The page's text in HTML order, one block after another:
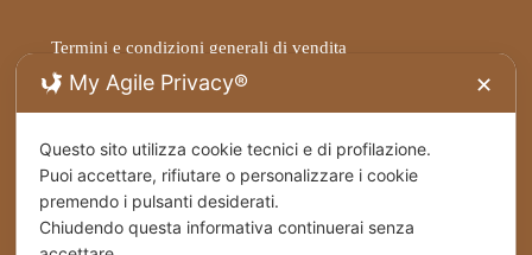
Termini e condizioni generali di vendita
Spedizioni
Cookies
My Agile Privacy® ✕
Questo sito utilizza cookie tecnici e di profilazione.
Puoi accettare, rifiutare o personalizzare i cookie
premendo i pulsanti desiderati.
Chiudendo questa informativa continuerai senza